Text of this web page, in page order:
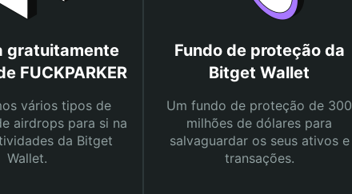
gratuitamente
FUCKPARKER
vários tipos de
airdrops para si na
da Bitget
Wallet.
Fundo de proteção da
Bitget Wallet
Um fundo de proteção de 300
milhões de dólares para
salvaguardar os seus ativos e
transações.